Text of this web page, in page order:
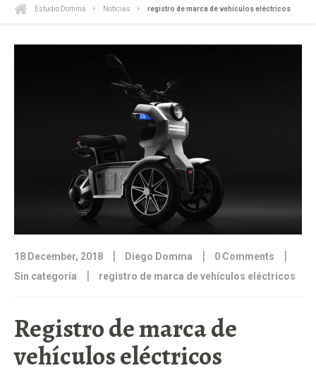
Estudio Domma Noticias registro de marca de vehículos eléctricos
18 December, 2018 | Diego Domma | 0 Comments |
Sin categoría | registro de marca de vehículos eléctricos
Registro de marca de
vehículos eléctricos